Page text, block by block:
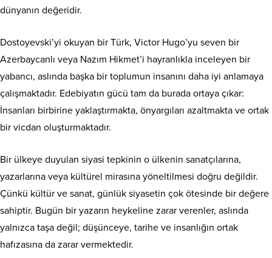
dünyanın değeridir.
Dostoyevski’yi okuyan bir Türk, Victor Hugo’yu seven bir
Azerbaycanlı veya Nazım Hikmet’i hayranlıkla inceleyen bir
yabancı, aslında başka bir toplumun insanını daha iyi anlamaya
çalışmaktadır. Edebiyatın gücü tam da burada ortaya çıkar:
İnsanları birbirine yaklaştırmakta, önyargıları azaltmakta ve ortak
bir vicdan oluşturmaktadır.
Bir ülkeye duyulan siyasi tepkinin o ülkenin sanatçılarına,
yazarlarına veya kültürel mirasına yöneltilmesi doğru değildir.
Çünkü kültür ve sanat, günlük siyasetin çok ötesinde bir değere
sahiptir. Bugün bir yazarın heykeline zarar verenler, aslında
yalnızca taşa değil; düşünceye, tarihe ve insanlığın ortak
hafızasına da zarar vermektedir.